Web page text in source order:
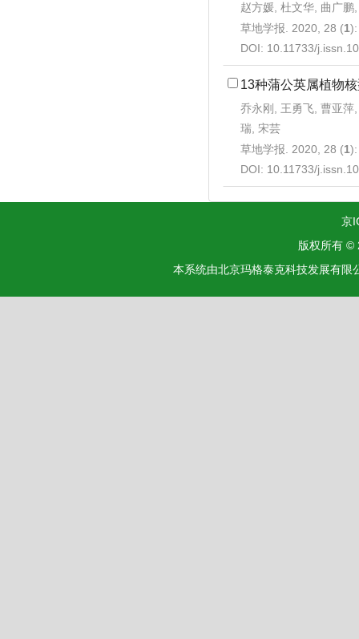
赵方媛, 杜文华, 曲广
草地学报. 2020, 28 (1
DOI: 10.11733/
13种蒲公英属植物
乔永刚, 王勇飞, 曹亚萍
瑞, 宋芸
草地学报. 2020, 28 (1
DOI: 10.11733/
京
版权所有 ©
本系统由北京玛格泰克科技发展有